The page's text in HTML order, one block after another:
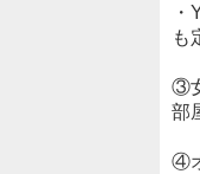
も
③
部
④